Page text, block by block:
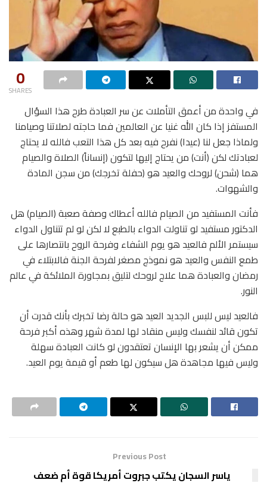
0
SHARES
في واحدة من أعمق التأملات عن سر العبادة طرح هذا السؤال
المستفز إذا كان الله غنيا عن العالمين فما حاجته لصلاتنا وصيامنا
ولماذا جعل لنا (عيدا) نفرح فيه بعد كل هذا التعب فالله لا يحتاج
لعبادتك لكن (أنت) من يحتاج إليها لتكون (إنساناً) الصلاة والصيام
هما (شحن) لروحك والعيد هو (حفلة تخرجك) من سجن المادة
والشهوات.
فأنت المستفيد من الصيام فالله أعطاك وصفة صعبة (الصيام) هل
الدكتور مستفيد لو تناولت الدواء بالطبع لا لكن لو لم تتناول الدواء
سيستمر الألم فالعيد هو يوم الشفاء وفرحة الروح بانتصارها على
طمع النفس والعيد هو نموذج مصغر لفرحة الجنة فالابتلاء في
رمضان والعبادة هما علاج لروحك لتليق بمجاورة الملائكة في عالم
النور.
فالعيد ليس للبس الجديد العيد هو حالة رضا تخبرك بأنك قدرت أن
تكون قائد لنفسك وليس منقاد لها لمدة شهر وهذه أكبر فرحة
ممكن أن يشعر بها الإنسان تعتقدون لو كانت العبادة سهلة
وليس فيها مجاهدة هل سيكون لها طعم أو قيمة يوم العيد.
Previous Post
ياسر السجان يكتب جبروت أمريكا قوة أم ضعف